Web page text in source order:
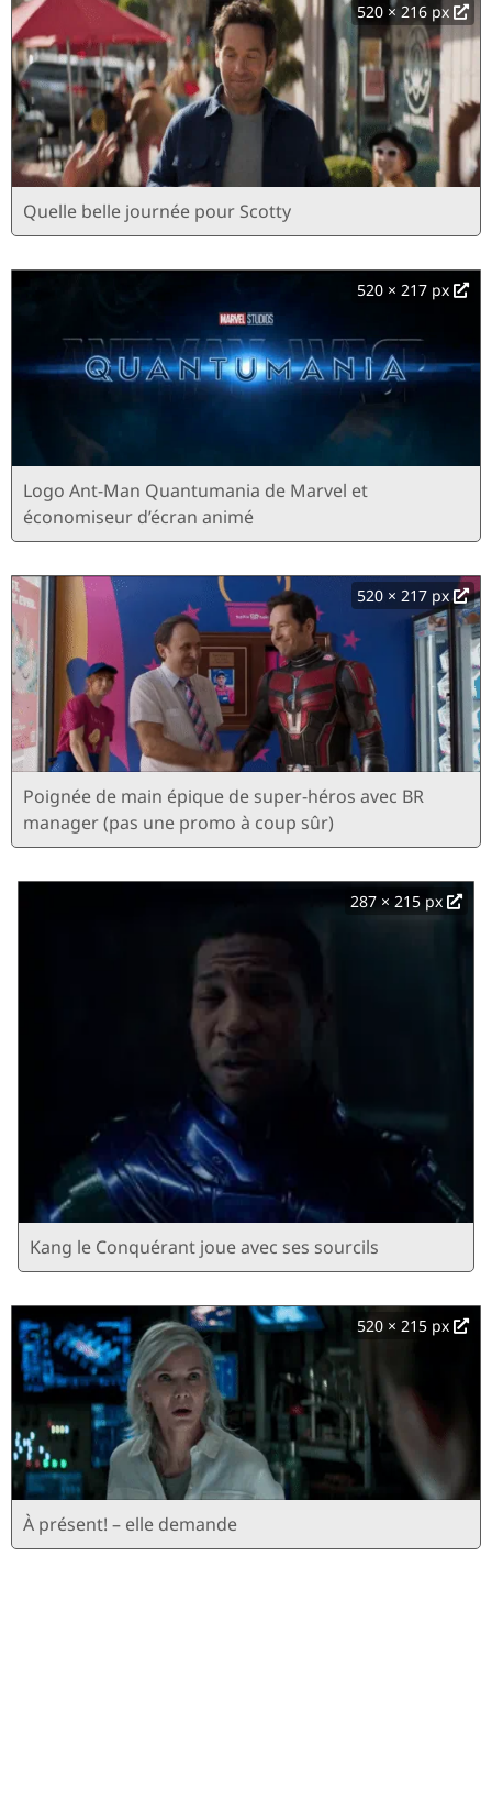
520 × 216 px
Quelle belle journée pour Scotty
520 × 217 px
Logo Ant-Man Quantumania de Marvel et
économiseur d’écran animé
520 × 217 px
Poignée de main épique de super-héros avec BR
manager (pas une promo à coup sûr)
287 × 215 px
Kang le Conquérant joue avec ses sourcils
520 × 215 px
À présent! – elle demande